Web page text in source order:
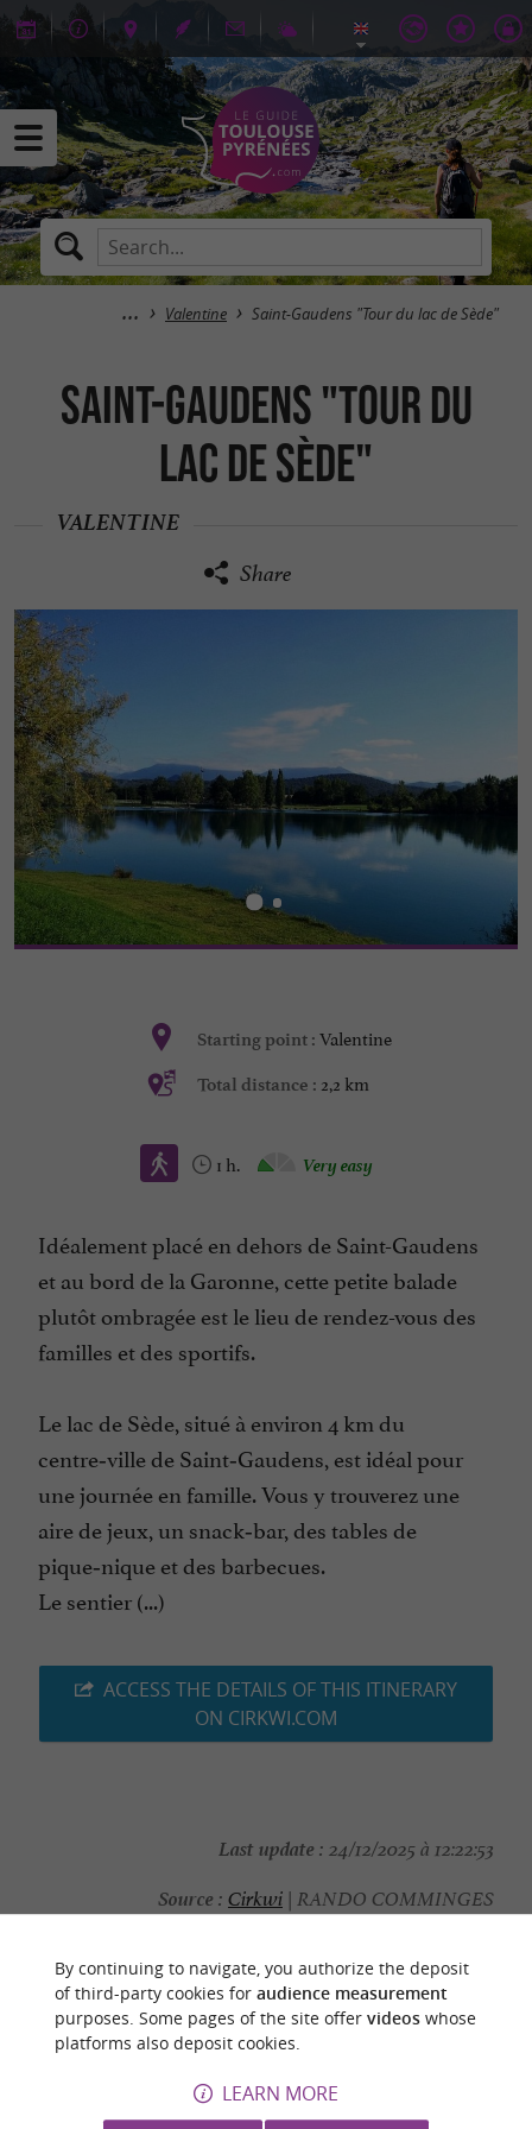
Valentine Saint-Gaudens "Tour du lac de Sède"
Saint-Gaudens "Tour du
lac de Sède"
VALENTINE
Share
Starting point : Valentine
Total distance : 2,2 km
1 h. Very easy
Idéalement placé en dehors de Saint-Gaudens
et au bord de la Garonne, cette petite balade
plutôt ombragée est le lieu de rendez-vous des
familles et des sportifs.
Le lac de Sède, situé à environ 4 km du
centre‑ville de Saint‑Gaudens, est idéal pour
une journée en famille. Vous y trouverez une
aire de jeux, un snack‑bar, des tables de
pique‑nique et des barbecues.
Le sentier (...)
ACCESS THE DETAILS OF THIS ITINERARY
ON CIRKWI.COM
Last update : 24/12/2025 à 12:22:53
Source : Cirkwi | RANDO COMMINGES
YOU WILL LIKEALSO
By continuing to navigate, you authorize the deposit
of third-party cookies for audience measurement
purposes. Some pages of the site offer videoswhose
platforms also deposit cookies.
LEARN MORE